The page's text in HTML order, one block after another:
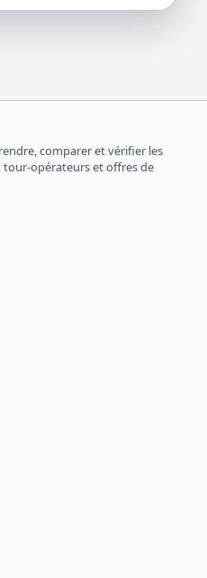
comparer et vérifier les
tour-opérateurs et offres de